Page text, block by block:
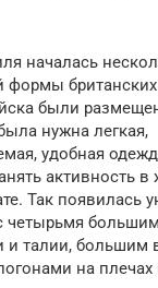
началась
формы
были
нужна легкая,
удобная
активность в
Так появилась
четырьмя
и талии, большим
на